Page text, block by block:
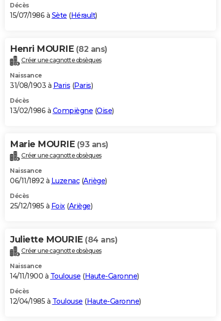
Décès
15/07/1986 à Sète (Hérault)
Henri MOURIE (82 ans)
Créer une cagnotte obsèques
Naissance
31/08/1903 à Paris (Paris)
Décès
13/02/1986 à Compiègne (Oise)
Marie MOURIE (93 ans)
Créer une cagnotte obsèques
Naissance
06/11/1892 à Luzenac(Ariège)
Décès
25/12/1985 à Foix(Ariège)
Juliette MOURIE (84 ans)
Créer une cagnotte obsèques
Naissance
14/11/1900 à Toulouse (Haute-Garonne)
Décès
12/04/1985 à Toulouse (Haute-Garonne)